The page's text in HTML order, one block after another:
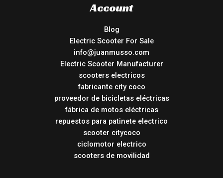
Account
Blog
Electric Scooter For Sale
info@juanmusso.com
Electric Scooter Manufacturer
scooters electricos
fabricante city coco
proveedor de bicicletas eléctricas
fábrica de motos eléctricas
repuestos para patinete electrico
scooter citycoco
ciclomotor electrico
scooters de movilidad